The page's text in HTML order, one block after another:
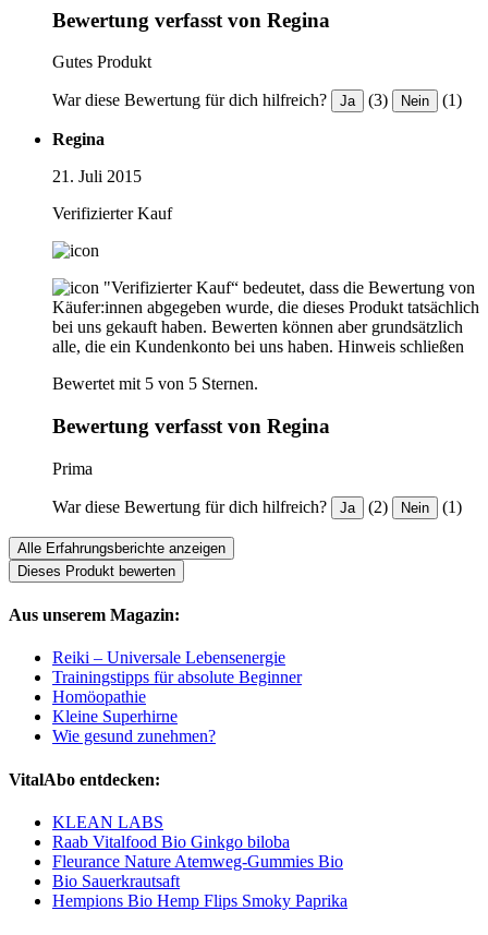
Bewertung verfasst von Regina
Gutes Produkt
War diese Bewertung für dich hilfreich? Ja (3) Nein (1)
Regina
21. Juli 2015
Verifizierter Kauf
"Verifizierter Kauf“ bedeutet, dass die Bewertung von
Käufer:innen abgegeben wurde, die dieses Produkt tatsächlich
bei uns gekauft haben. Bewerten können aber grundsätzlich
alle, die ein Kundenkonto bei uns haben. Hinweis schließen
Bewertet mit 5 von 5 Sternen.
Bewertung verfasst von Regina
Prima
War diese Bewertung für dich hilfreich? Ja (2) Nein (1)
Alle Erfahrungsberichte anzeigen
Dieses Produkt bewerten
Aus unserem Magazin:
Reiki – Universale Lebensenergie
Trainingstipps für absolute Beginner
Homöopathie
Kleine Superhirne
Wie gesund zunehmen?
VitalAbo entdecken:
KLEAN LABS
Raab Vitalfood Bio Ginkgo biloba
Fleurance Nature Atemweg-Gummies Bio
Bio Sauerkrautsaft
Hempions Bio Hemp Flips Smoky Paprika